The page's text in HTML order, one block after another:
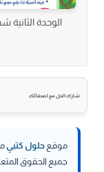
الوحدة الثانية
شارك الحل مع اصدقائك
موقع حلول كتبي
جميع الحقوق